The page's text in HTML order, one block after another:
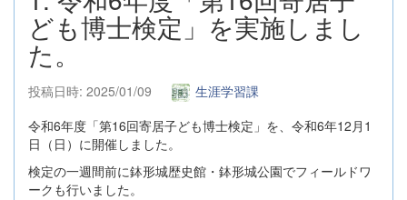
ども博士検定」を実施しまし
た。
投稿日時: 2025/01/09
生涯学習課
令和6年度「第16回寄居子ども博士検定」を、令和6年12月1
日（日）に開催しました。
検定の一週間前に鉢形城歴史館・鉢形城公園でフィールドワ
ークも行いました。